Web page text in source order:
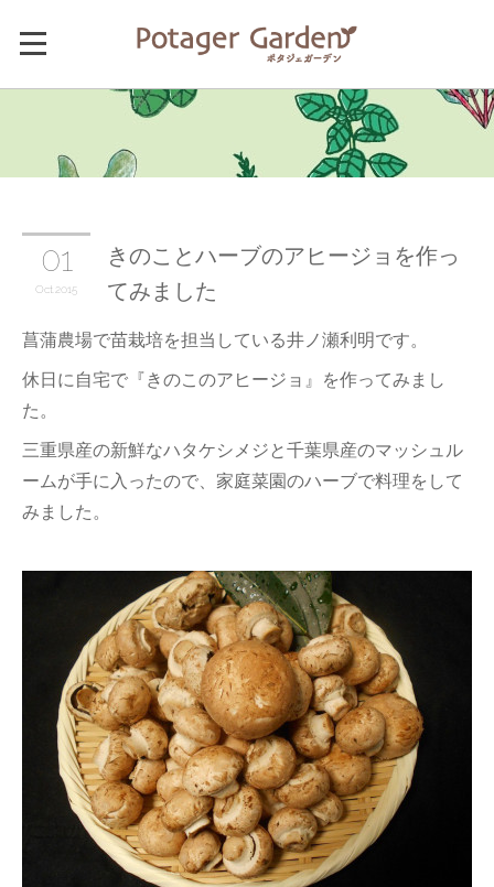
01
Oct 2015
きのことハーブのアヒージョを作っ
てみました
菖蒲農場で苗栽培を担当している井ノ瀬利明です。
休日に自宅で『きのこのアヒージョ』を作ってみまし
た。
三重県産の新鮮なハタケシメジと千葉県産のマッシュル
ームが手に入ったので、家庭菜園のハーブで料理をして
みました。